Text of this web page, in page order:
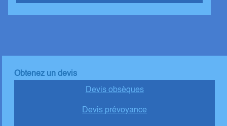
Obtenez un devis
Devis obsèques
Devis prévoyance